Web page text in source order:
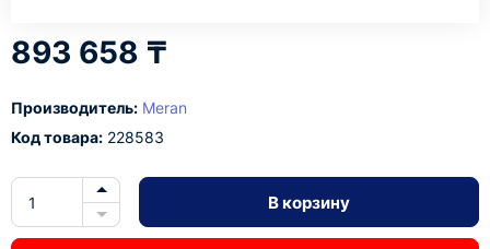
893 658 ₸
Производитель: Meran
Код товара: 228583
В корзину